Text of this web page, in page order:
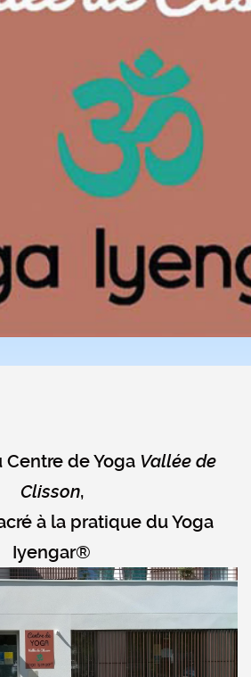
de Yoga Vallée de
Clisson,
à la pratique du Yoga
Iyengar®